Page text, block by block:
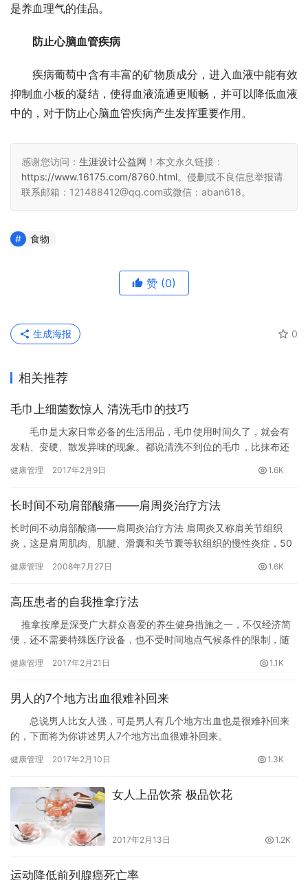
是养血理气的佳品。
防止心脑血管疾病
疾病葡萄中含有丰富的矿物质成分，进入血液中能有效
抑制血小板的凝结，使得血液流通更顺畅，并可以降低血液
中的，对于防止心脑血管疾病产生发挥重要作用。
感谢您访问： 生涯设计公益网 ！本文永久链接：
https://www.16175.com/8760.html。侵删或不良信息举报请
联系邮箱：121488412@qq.com或微信：aban618。
食物
赞 (0)
0
生成海报
相关推荐
毛巾上细菌数惊人 清洗毛巾的技巧
毛巾是大家日常必备的生活用品，毛巾使用时间久了，就会有
发粘、变硬、散发异味的现象。都说清洗不到位的毛巾，比抹布还
健康管理 2017年2月9日 1.6K
长时间不动肩部酸痛——肩周炎治疗方法
长时间不动肩部酸痛——肩周炎治疗方法 肩周炎又称肩关节组织
炎，这是肩周肌肉、肌腱、滑囊和关节囊等软组织的慢性炎症，50
部的…
健康管理 2008年7月27日 1.6K
高压患者的自我推拿疗法
推拿按摩是深受广大群众喜爱的养生健身措施之一，不仅经济简
便，还不需要特殊医疗设备，也不受时间地点气候条件的限制，随
健康管理 2017年2月21日 1.1K
男人的7个地方出血很难补回来
总说男人比女人强，可是男人有几个地方出血也是很难补回来
的，下面将为你讲述男人7个地方出血很难补回来。
健康管理 2017年2月10日 1.3K
女人上品饮茶 极品饮花
2017年2月13日 1.2K
运动降低前列腺癌死亡率